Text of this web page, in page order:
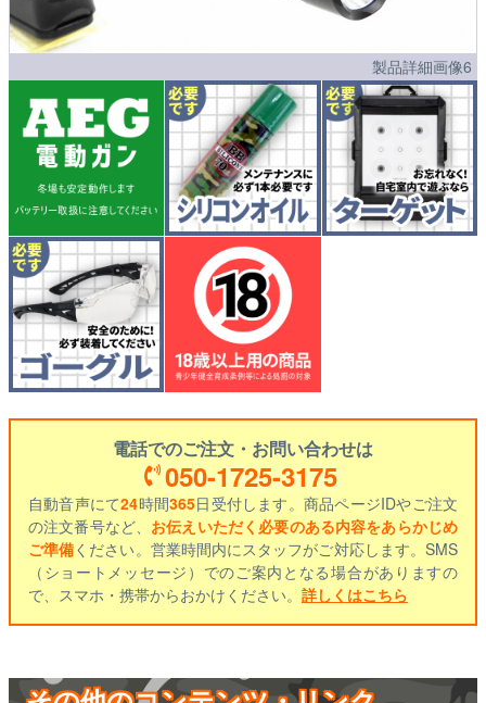
製品詳細画像6
電話でのご注文・お問い合わせは
050-1725-3175
自動音声にて24時間365日受付します。商品ページIDやご注文
の注文番号など、 お伝えいただく必要のある内容をあらかじめ
ご準備ください。営業時間内にスタッフがご対応します。SMS
（ショートメッセージ）でのご案内となる場合がありますの
で、スマホ・携帯からおかけください。 詳しくはこちら